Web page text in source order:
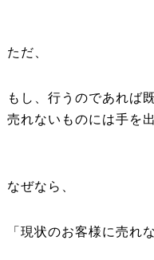
ただ、
もし、行うのであれば
売れないものには手を
なぜなら、
「現状のお客様に売れ